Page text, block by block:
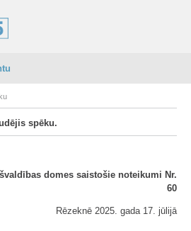
spēku.
domes saistošie noteikumi Nr.
60
Rēzeknē 2025. gada 17. jūlijā